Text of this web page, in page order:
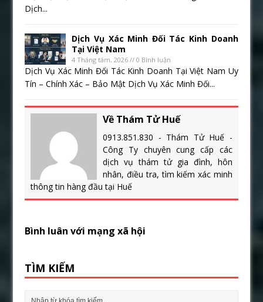
Dịch...
Dịch Vụ Xác Minh Đối Tác Kinh Doanh
Tại Việt Nam
4 Tháng tám, 2026 // 0 Bình luận
Dịch Vụ Xác Minh Đối Tác Kinh Doanh Tại Việt Nam Uy
Tín – Chính Xác – Bảo Mật Dịch Vụ Xác Minh Đối...
Về Thám Tử Huế
0913.851.830 - Thám Tử Huế -
Công Ty chuyên cung cấp các
dịch vụ thám tử gia đình, hôn
nhân, điều tra, tìm kiếm xác minh
thông tin hàng đầu tại Huế
Bình luân với mạng xã hội
TÌM KIẾM